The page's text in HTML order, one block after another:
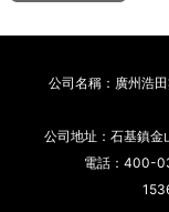
公司名稱：廣州浩
公司地址：石基鎮金
電話：400-